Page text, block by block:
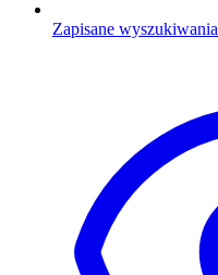
Zapisane wyszukiwania